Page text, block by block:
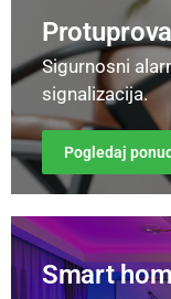
Sigurnosni
signalizacija.
Pogledaj
Smart